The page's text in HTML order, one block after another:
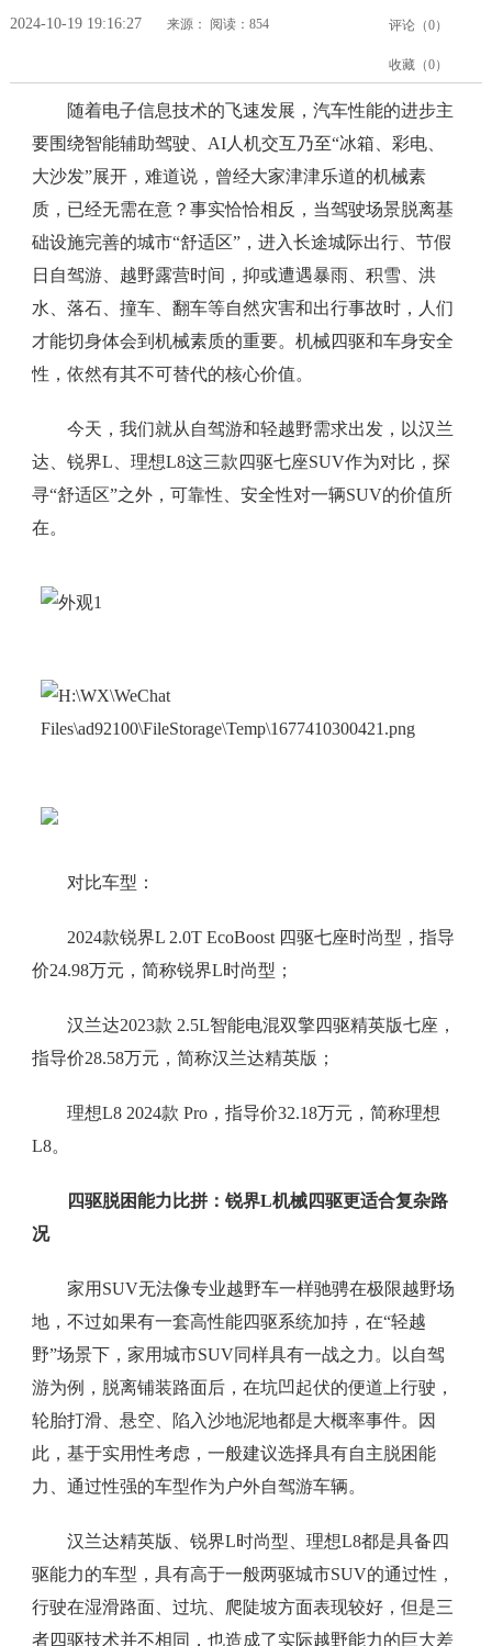
2024-10-19 19:16:27 来源： 阅读：854 评论（0）
收藏（0）
随着电子信息技术的飞速发展，汽车性能的进步主
要围绕智能辅助驾驶、AI人机交互乃至“冰箱、彩电、
大沙发”展开，难道说，曾经大家津津乐道的机械素
质，已经无需在意？事实恰恰相反，当驾驶场景脱离基
础设施完善的城市“舒适区”，进入长途城际出行、节假
日自驾游、越野露营时间，抑或遭遇暴雨、积雪、洪
水、落石、撞车、翻车等自然灾害和出行事故时，人们
才能切身体会到机械素质的重要。机械四驱和车身安全
性，依然有其不可替代的核心价值。
今天，我们就从自驾游和轻越野需求出发，以汉兰
达、锐界L、理想L8这三款四驱七座SUV作为对比，探
寻“舒适区”之外，可靠性、安全性对一辆SUV的价值所
在。
对比车型：
2024款锐界L 2.0T EcoBoost 四驱七座时尚型，指导
价24.98万元，简称锐界L时尚型；
汉兰达2023款 2.5L智能电混双擎四驱精英版七座，
指导价28.58万元，简称汉兰达精英版；
理想L8 2024款 Pro，指导价32.18万元，简称理想
L8。
四驱脱困能力比拼：锐界L机械四驱更适合复杂路
况
家用SUV无法像专业越野车一样驰骋在极限越野场
地，不过如果有一套高性能四驱系统加持，在“轻越
野”场景下，家用城市SUV同样具有一战之力。以自驾
游为例，脱离铺装路面后，在坑凹起伏的便道上行驶，
轮胎打滑、悬空、陷入沙地泥地都是大概率事件。因
此，基于实用性考虑，一般建议选择具有自主脱困能
力、通过性强的车型作为户外自驾游车辆。
汉兰达精英版、锐界L时尚型、理想L8都是具备四
驱能力的车型，具有高于一般两驱城市SUV的通过性，
行驶在湿滑路面、过坑、爬陡坡方面表现较好，但是三
者四驱技术并不相同，也造成了实际越野能力的巨大差